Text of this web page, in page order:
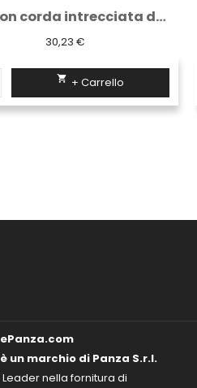
Fune con corda intrecciata da 1,5 metri
30,23 €
 + Carrello
ePanza.com
è un marchio di Panza S.r.l.
Leader nella fornitura di